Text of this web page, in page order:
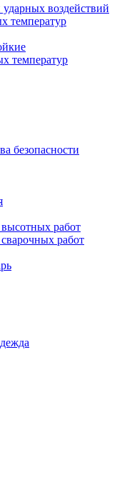
воздействий
температур
температур
безопасности
работ
работ